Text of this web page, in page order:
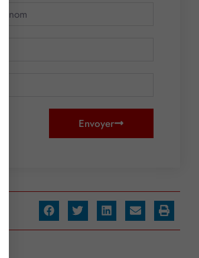
Envoyer